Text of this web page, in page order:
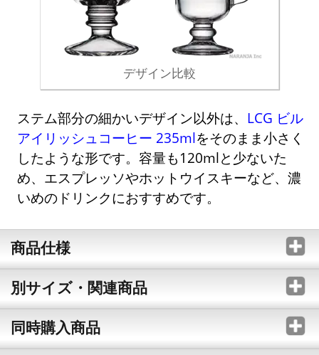
デザイン比較
ステム部分の細かいデザイン以外は、 LCG ビル
アイリッシュコーヒー 235mlをそのまま小さく
したような形です。容量も120mlと少ないた
め、エスプレッソやホットウイスキーなど、濃
いめのドリンクにおすすめです。
商品仕様
別サイズ・関連商品
同時購入商品